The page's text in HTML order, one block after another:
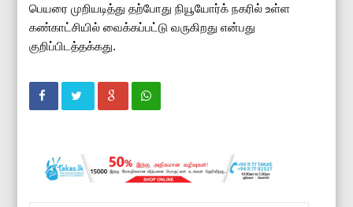
பெயரை முறியடித்து தற்போது நியூயோர்க் நகரில் உள்ள
கண்காட்சியில் வைக்கப்பட்டு வருகிறது என்பது
குறிப்பிடத்தக்கது.